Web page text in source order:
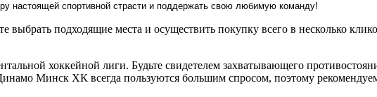
настоящей спортивной страсти и поддержать свою любимую команду!
подходящие места и осуществить покупку всего в несколько
хоккейной лиги. Будьте свидетелем захватывающего
Минск ХК всегда пользуются большим спросом, поэтому рекомендуем